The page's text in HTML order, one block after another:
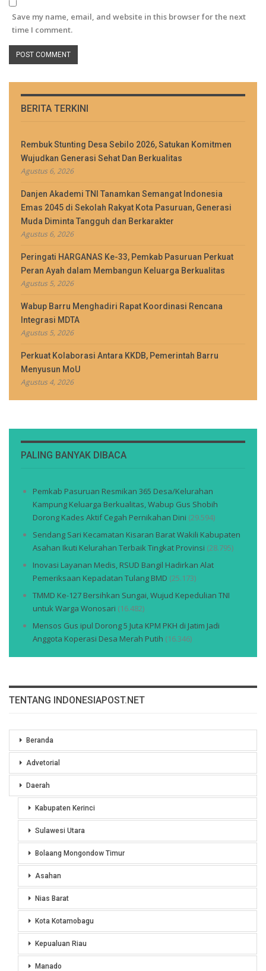
Save my name, email, and website in this browser for the next
time I comment.
BERITA TERKINI
Rembuk Stunting Desa Sebilo 2026, Satukan Komitmen
Wujudkan Generasi Sehat Dan Berkualitas
Agustus 6, 2026
Danjen Akademi TNI Tanamkan Semangat Indonesia
Emas 2045 di Sekolah Rakyat Kota Pasuruan, Generasi
Muda Diminta Tangguh dan Berkarakter
Agustus 6, 2026
Peringati HARGANAS Ke-33, Pemkab Pasuruan Perkuat
Peran Ayah dalam Membangun Keluarga Berkualitas
Agustus 5, 2026
Wabup Barru Menghadiri Rapat Koordinasi Rencana
Integrasi MDTA
Agustus 5, 2026
Perkuat Kolaborasi Antara KKDB, Pemerintah Barru
Menyusun MoU
Agustus 4, 2026
PALING BANYAK DIBACA
Pemkab Pasuruan Resmikan 365 Desa/Kelurahan
Kampung Keluarga Berkualitas, Wabup Gus Shobih
Dorong Kades Aktif Cegah Pernikahan Dini (29.594)
Sendang Sari Kecamatan Kisaran Barat Wakili Kabupaten
Asahan Ikuti Kelurahan Terbaik Tingkat Provinsi (28.795)
Inovasi Layanan Medis, RSUD Bangil Hadirkan Alat
Pemeriksaan Kepadatan Tulang BMD (25.173)
TMMD Ke-127 Bersihkan Sungai, Wujud Kepedulian TNI
untuk Warga Wonosari (16.482)
Mensos Gus ipul Dorong 5 Juta KPM PKH di Jatim Jadi
Anggota Koperasi Desa Merah Putih (16.346)
TENTANG INDONESIAPOST.NET
Beranda
Advetorial
Daerah
Kabupaten Kerinci
Sulawesi Utara
Bolaang Mongondow Timur
Asahan
Nias Barat
Kota Kotamobagu
Kepualuan Riau
Manado